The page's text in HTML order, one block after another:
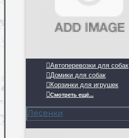
Автоперевозки для собак
Домики для собак
Корзинки для игрушек
Смотреть ещё...
Лесенки